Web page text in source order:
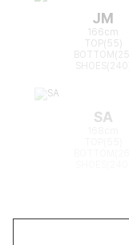
JM
166cm
TOP(55)
BOTTOM(25)
SA